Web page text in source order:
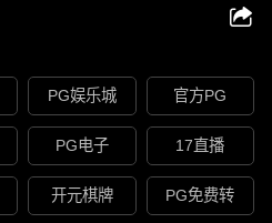
PG娱乐城 官方PG
PG电子 17直播
开元棋牌 PG免费转